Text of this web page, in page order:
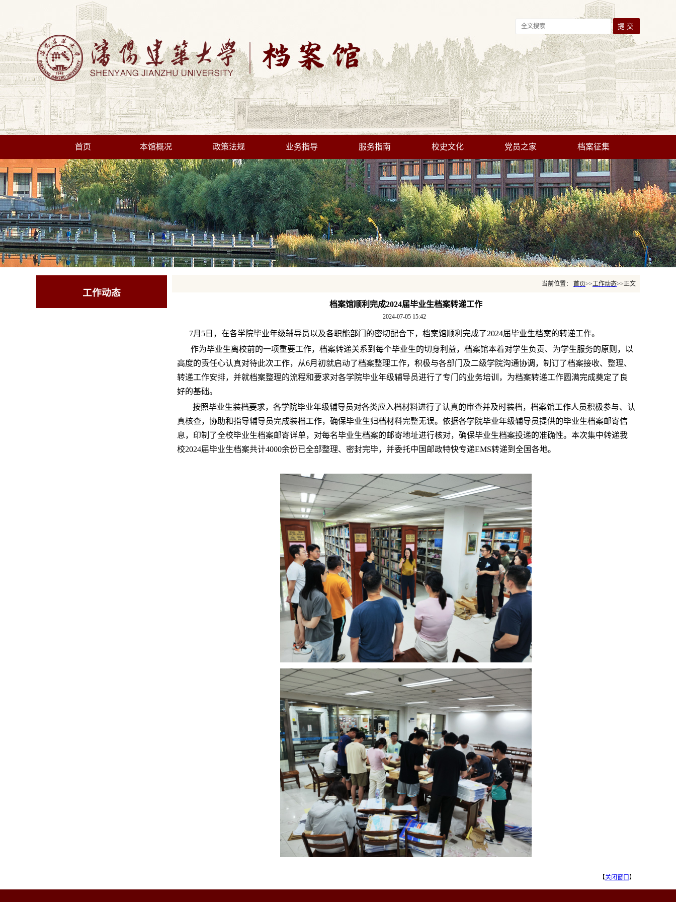
首页 本馆概况 政策法规 业务指导 服务指南 校史文化 党员之家 档案征集
工作动态
当前位置： 首页>>工作动态>>正文
档案馆顺利完成2024届毕业生档案转递工作
2024-07-05 15:42
7月5日，在各学院毕业年级辅导员以及各职能部门的密切配合下，档案馆顺利完成了2024届毕业生档案的转递工作。
作为毕业生离校前的一项重要工作，档案转递关系到每个毕业生的切身利益，档案馆本着对学生负责、为学生服务的原则，以
高度的责任心认真对待此次工作，从6月初就启动了档案整理工作，积极与各部门及二级学院沟通协调，制订了档案接收、整理、
转递工作安排，并就档案整理的流程和要求对各学院毕业年级辅导员进行了专门的业务培训，为档案转递工作圆满完成奠定了良
好的基础。
按照毕业生装档要求，各学院毕业年级辅导员对各类应入档材料进行了认真的审查并及时装档，档案馆工作人员积极参与、认
真核查，协助和指导辅导员完成装档工作，确保毕业生归档材料完整无误。依据各学院毕业年级辅导员提供的毕业生档案邮寄信
息，印制了全校毕业生档案邮寄详单，对每名毕业生档案的邮寄地址进行核对，确保毕业生档案投递的准确性。本次集中转递我
校2024届毕业生档案共计4000余份已全部整理、密封完毕，并委托中国邮政特快专递EMS转递到全国各地。
【关闭窗口】